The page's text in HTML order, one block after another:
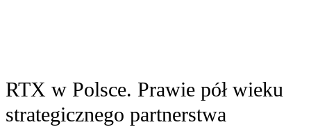
RTX w Polsce. Prawie pół wieku
strategicznego partnerstwa